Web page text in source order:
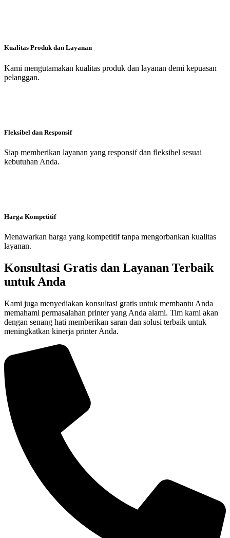
Kualitas Produk dan Layanan
Kami mengutamakan kualitas produk dan layanan demi kepuasan
pelanggan.
Fleksibel dan Responsif
Siap memberikan layanan yang responsif dan fleksibel sesuai
kebutuhan Anda.
Harga Kompetitif
Menawarkan harga yang kompetitif tanpa mengorbankan kualitas
layanan.
Konsultasi Gratis dan Layanan Terbaik
untuk Anda
Kami juga menyediakan konsultasi gratis untuk membantu Anda
memahami permasalahan printer yang Anda alami. Tim kami akan
dengan senang hati memberikan saran dan solusi terbaik untuk
meningkatkan kinerja printer Anda.